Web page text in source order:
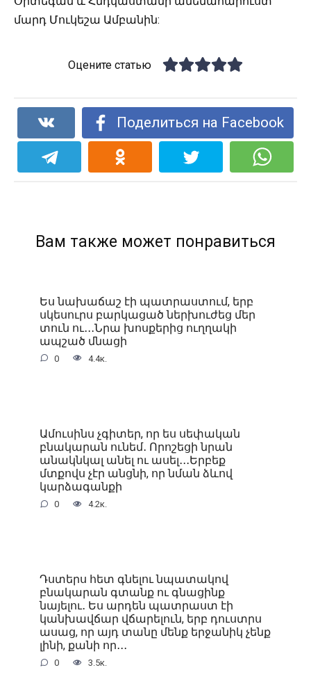
մարդ Մուկեշա Ամբանին:
Оцените статью
Поделиться на Facebook
Вам также может понравиться
Ես նախաճաշ էի պատրաստում, երբ
սկեսուրս բարկացած ներխուժեց մեր
տուն ու․․․Նրա խոսքերից ուղղակի
ապշած մնացի
0 4.4к.
Ամուսինս չգիտեր, որ ես սեփական
բնակարան ունեմ․ Որոշեցի նրան
անակնկալ անել ու ասել․․․Երբեք
մտքովս չէր անցնի, որ նման ձևով
կարձագանքի
0 4.2к.
Դստերս հետ գնելու նպատակով
բնակարան գտանք ու գնացինք
նայելու․ Ես արդեն պատրաստ էի
կանխավճար վճարելուն, երբ դուստրս
ասաց, որ այդ տանը մենք երջանիկ չենք
լինի, քանի որ․․․
0 3.5к.